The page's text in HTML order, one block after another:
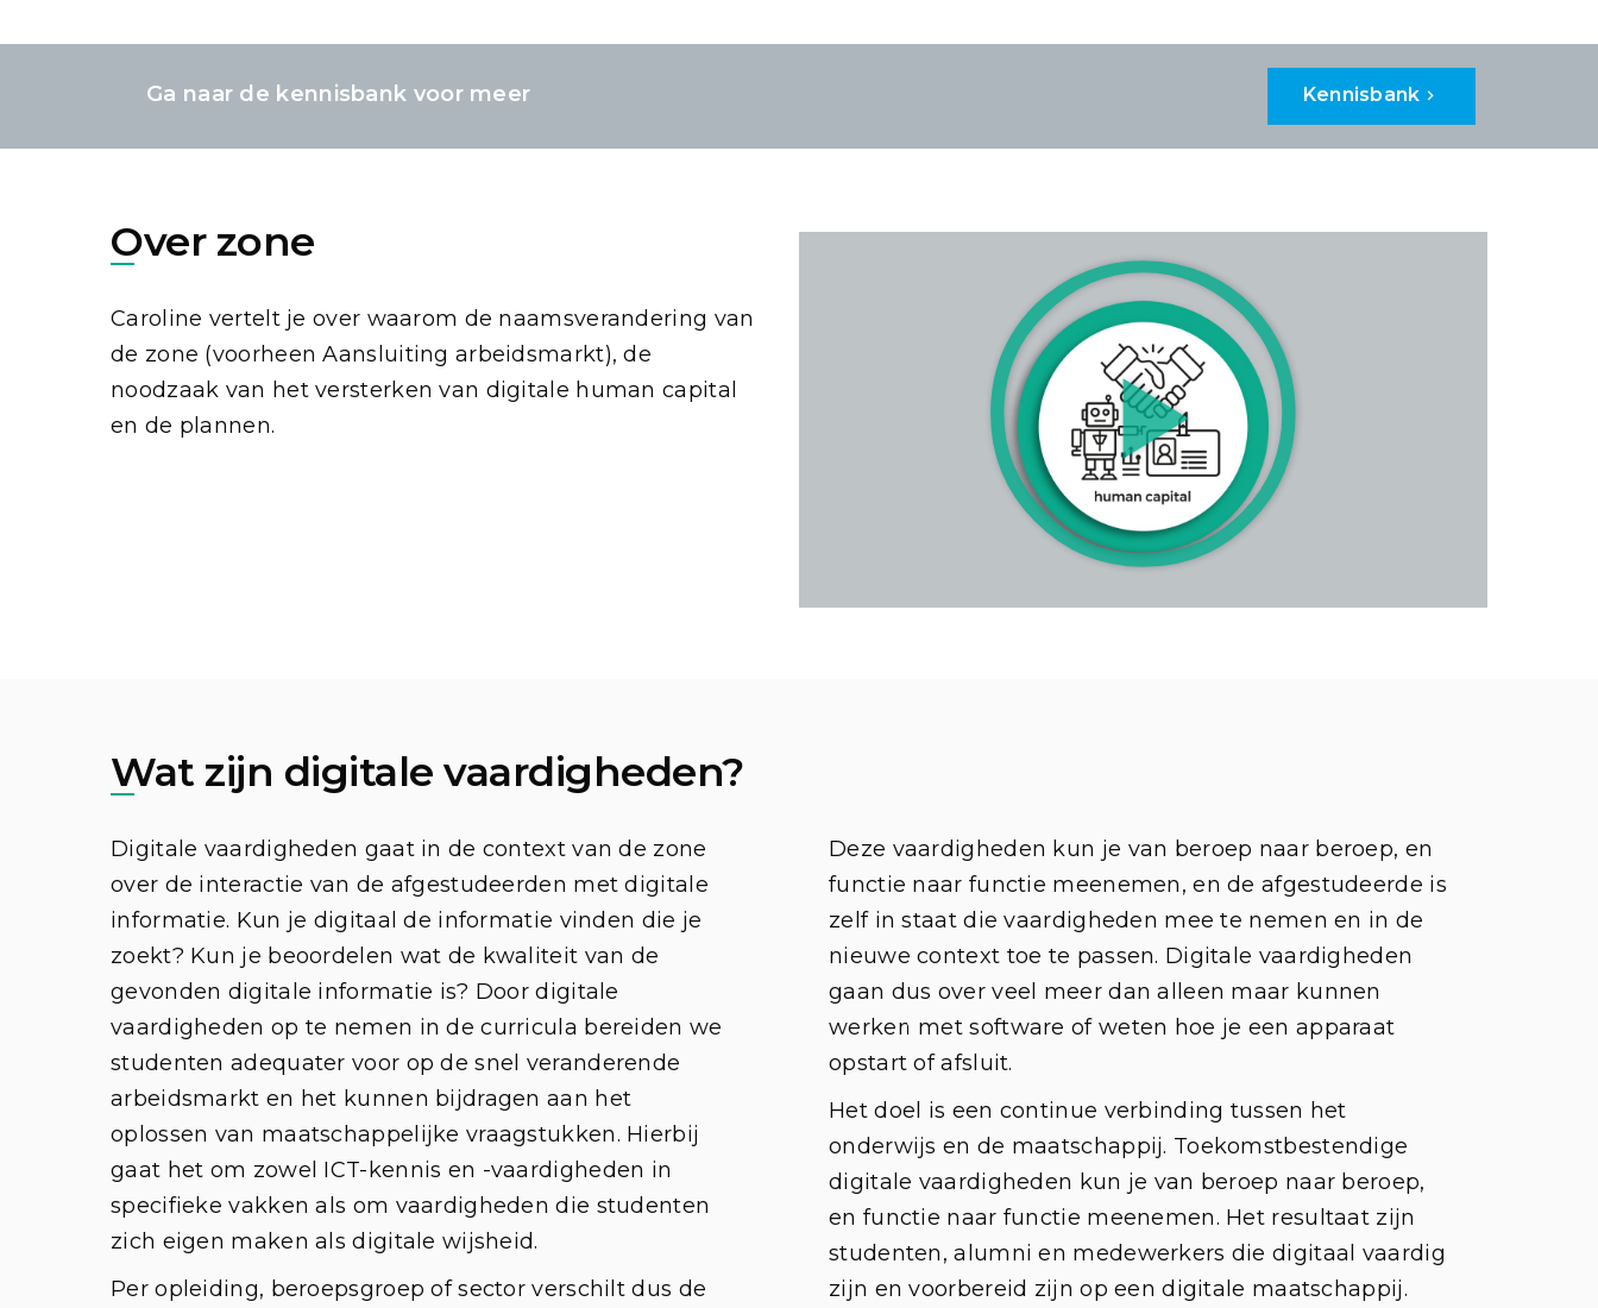
Ga naar de kennisbank voor meer Kennisbank
Over zone
Caroline vertelt je over waarom de naamsverandering van
de zone (voorheen Aansluiting arbeidsmarkt), de
noodzaak van het versterken van digitale human capital
en de plannen.
Wat zijn digitale vaardigheden?
Digitale vaardigheden gaat in de context van de zone
over de interactie van de afgestudeerden met digitale
informatie. Kun je digitaal de informatie vinden die je
zoekt? Kun je beoordelen wat de kwaliteit van de
gevonden digitale informatie is? Door digitale
vaardigheden op te nemen in de curricula bereiden we
studenten adequater voor op de snel veranderende
arbeidsmarkt en het kunnen bijdragen aan het
oplossen van maatschappelijke vraagstukken. Hierbij
gaat het om zowel ICT-kennis en -vaardigheden in
specifieke vakken als om vaardigheden die studenten
zich eigen maken als digitale wijsheid.
Per opleiding, beroepsgroep of sector verschilt dus de
Deze vaardigheden kun je van beroep naar beroep, en
functie naar functie meenemen, en de afgestudeerde is
zelf in staat die vaardigheden mee te nemen en in de
nieuwe context toe te passen. Digitale vaardigheden
gaan dus over veel meer dan alleen maar kunnen
werken met software of weten hoe je een apparaat
opstart of afsluit.
Het doel is een continue verbinding tussen het
onderwijs en de maatschappij. Toekomstbestendige
digitale vaardigheden kun je van beroep naar beroep,
en functie naar functie meenemen. Het resultaat zijn
studenten, alumni en medewerkers die digitaal vaardig
zijn en voorbereid zijn op een digitale maatschappij.